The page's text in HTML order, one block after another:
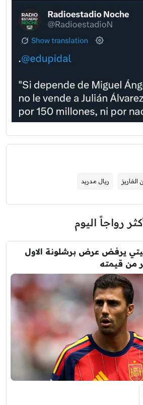
الفاريز ريال مدريد
رواجاً اليوم
يرفض عرض برشلونة الاول
من قيمته